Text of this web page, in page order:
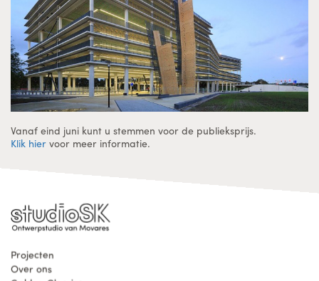
Vanaf eind juni kunt u stemmen voor de publieksprijs.
Klik hier voor meer informatie.
Projecten
Over ons